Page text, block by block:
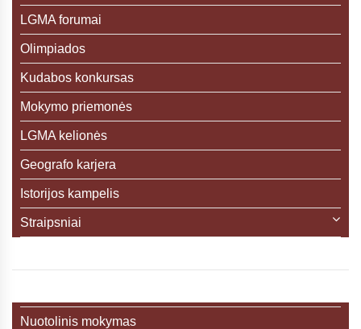
LGMA forumai
Olimpiados
Kudabos konkursas
Mokymo priemonės
LGMA kelionės
Geografo karjera
Istorijos kampelis
Straipsniai
Nuotolinis mokymas